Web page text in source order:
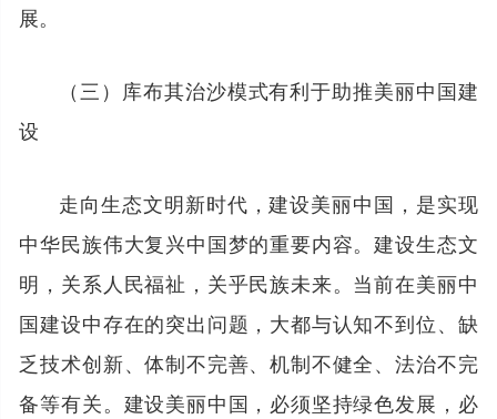
展。
（三）库布其治沙模式有利于助推美丽中国建
设
走向生态文明新时代，建设美丽中国，是实现
中华民族伟大复兴中国梦的重要内容。建设生态文
明，关系人民福祉，关乎民族未来。当前在美丽中
国建设中存在的突出问题，大都与认知不到位、缺
乏技术创新、体制不完善、机制不健全、法治不完
备等有关。建设美丽中国，必须坚持绿色发展，必